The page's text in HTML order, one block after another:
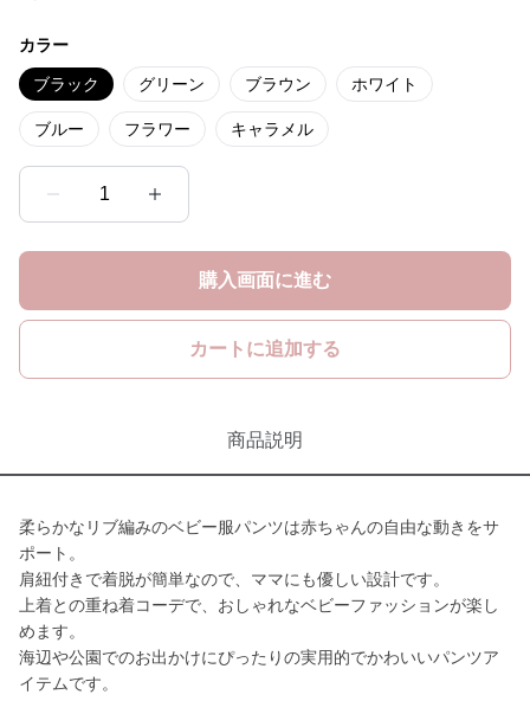
カラー
ブラック グリーン ブラウン ホワイト
ブルー フラワー キャラメル
1
購入画面に進む
カートに追加する
商品説明
柔らかなリブ編みのベビー服パンツは赤ちゃんの自由な動きをサ
ポート。
肩紐付きで着脱が簡単なので、ママにも優しい設計です。
上着との重ね着コーデで、おしゃれなベビーファッションが楽し
めます。
海辺や公園でのお出かけにぴったりの実用的でかわいいパンツア
イテムです。